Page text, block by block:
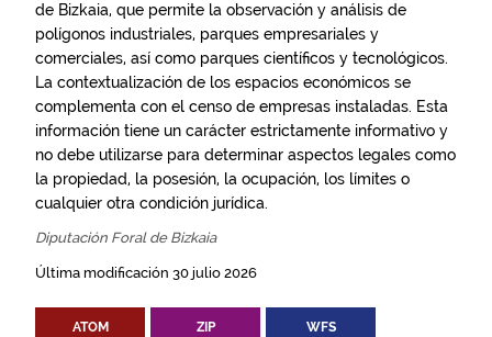
de Bizkaia, que permite la observación y análisis de
polígonos industriales, parques empresariales y
comerciales, así como parques científicos y tecnológicos.
La contextualización de los espacios económicos se
complementa con el censo de empresas instaladas. Esta
información tiene un carácter estrictamente informativo y
no debe utilizarse para determinar aspectos legales como
la propiedad, la posesión, la ocupación, los límites o
cualquier otra condición jurídica.
Diputación Foral de Bizkaia
Última modificación 30 julio 2026
ATOM ZIP WFS